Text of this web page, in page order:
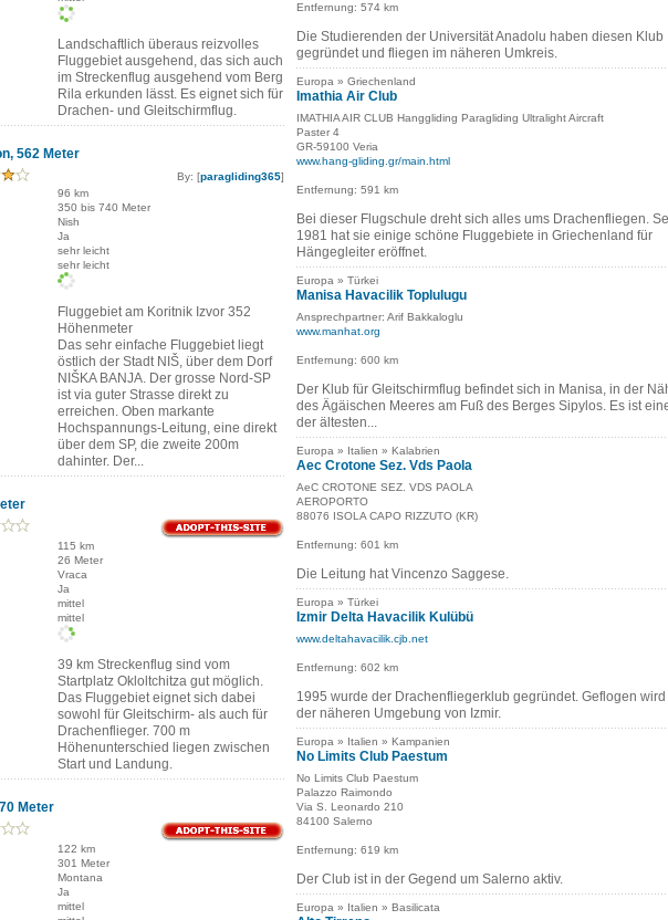
Landschaftlich überaus reizvolles
Fluggebiet ausgehend, das sich auch
im Streckenflug ausgehend vom Berg
Rila erkunden lässt. Es eignet sich für
Drachen- und Gleitschirmflug.
562 Meter
By: [paragliding365]
96 km
350 bis 740 Meter
Nish
Ja
sehr leicht
sehr leicht
Fluggebiet am Koritnik Izvor 352
Höhenmeter
Das sehr einfache Fluggebiet liegt
östlich der Stadt NIŠ, über dem Dorf
NIŠKA BANJA. Der grosse Nord-SP
ist via guter Strasse direkt zu
erreichen. Oben markante
Hochspannungs-Leitung, eine direkt
über dem SP, die zweite 200m
dahinter. Der...
115 km
26 Meter
Vraca
Ja
mittel
mittel
39 km Streckenflug sind vom
Startplatz Okloltchitza gut möglich.
Das Fluggebiet eignet sich dabei
sowohl für Gleitschirm- als auch für
Drachenflieger. 700 m
Höhenunterschied liegen zwischen
Start und Landung.
Meter
122 km
301 Meter
Montana
Ja
mittel
Entfernung: 574 km
Die Studierenden der Universität Anadolu haben diesen Klub
gegründet und fliegen im näheren Umkreis.
Europa » Griechenland
Imathia Air Club
IMATHIA AIR CLUB Hanggliding Paragliding Ultralight Aircraft
Paster 4
GR-59100 Veria
www.hang-gliding.gr/main.html
Entfernung: 591 km
Bei dieser Flugschule dreht sich alles ums Drachenfliegen.
1981 hat sie einige schöne Fluggebiete in Griechenland für
Hängegleiter eröffnet.
Europa » Türkei
Manisa Havacilik Toplulugu
Ansprechpartner: Arif Bakkaloglu
www.manhat.org
Entfernung: 600 km
Der Klub für Gleitschirmflug befindet sich in Manisa, in der
des Ägäischen Meeres am Fuß des Berges Sipylos. Es ist
der ältesten...
Europa » Italien » Kalabrien
Aec Crotone Sez. Vds Paola
AeC CROTONE SEZ. VDS PAOLA
AEROPORTO
88076 ISOLA CAPO RIZZUTO (KR)
Entfernung: 601 km
Die Leitung hat Vincenzo Saggese.
Europa » Türkei
Izmir Delta Havacilik Kulübü
www.deltahavacilik.cjb.net
Entfernung: 602 km
1995 wurde der Drachenfliegerklub gegründet. Geflogen
der näheren Umgebung von Izmir.
Europa » Italien » Kampanien
No Limits Club Paestum
No Limits Club Paestum
Palazzo Raimondo
Via S. Leonardo 210
84100 Salerno
Entfernung: 619 km
Der Club ist in der Gegend um Salerno aktiv.
Europa » Italien » Basilicata